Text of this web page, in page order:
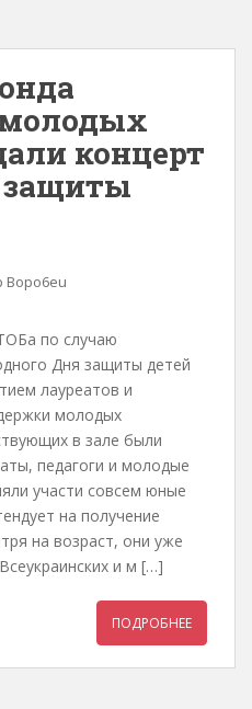
концерт
защиты
Bopo6eu
по случаю
Дня защиты детей
лауреатов и
молодых
в зале были
педагоги и молодые
участи совсем юные
на получение
на возраст, они уже
и м […]
ПОДРОБНЕЕ